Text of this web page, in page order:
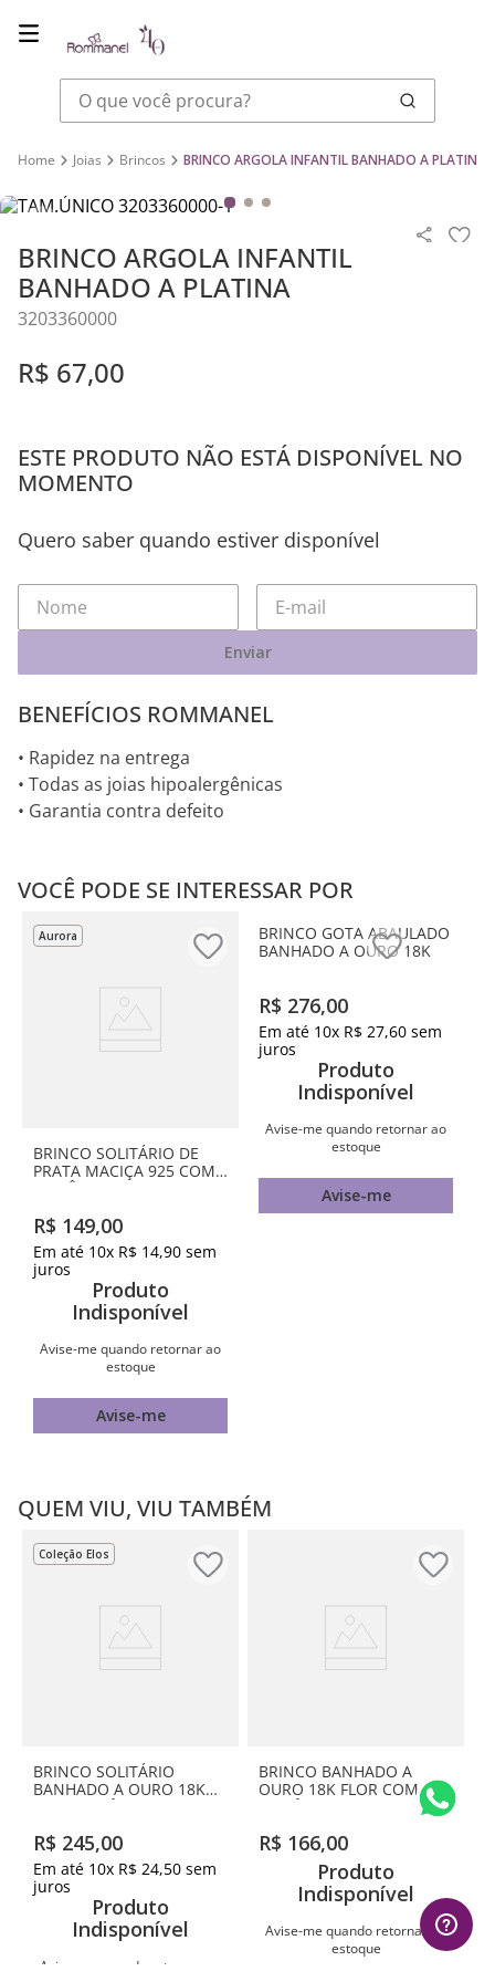
O que você procura?
Joias Brincos BRINCO ARGOLA INFANTIL BANHADO A PLATINA
BRINCO ARGOLA INFANTIL
BANHADO A PLATINA
3203360000
R$ 67,00
ESTE PRODUTO NÃO ESTÁ DISPONÍVEL NO
MOMENTO
Quero saber quando estiver disponível
Enviar
BENEFÍCIOS ROMMANEL
• Rapidez na entrega
• Todas as joias hipoalergênicas
• Garantia contra defeito
VOCÊ PODE SE INTERESSAR POR
Aurora
BRINCO SOLITÁRIO DE
PRATA MACIÇA 925 COM
ZIRCÔNIAS
R$ 149,00
Em até 10x R$ 14,90 sem
juros
Produto
Indisponível
Avise-me quando retornar ao
estoque
Avise-me
BRINCO GOTA ABAULADO
QUEM VIU, VIU TAMBÉM
Coleção Elos
BRINCO SOLITÁRIO
BANHADO A OURO 18K
COM ZIRCÔNIAS
R$ 245,00
Em até 10x R$ 24,50 sem
juros
Produto
Indisponível
Avise-me quando retornar ao
BRINCO BANHADO A
OURO 18K FLOR COM
ZIRCÔNIAS
R$ 166,00
Produto
Indisponível
Avise-me quando retornar ao
estoque